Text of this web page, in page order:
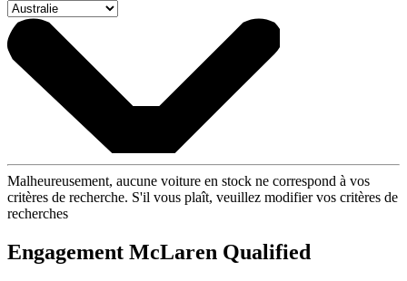
Malheureusement, aucune voiture en stock ne correspond à vos
critères de recherche. S'il vous plaît, veuillez modifier vos critères de
recherches
Engagement McLaren Qualified